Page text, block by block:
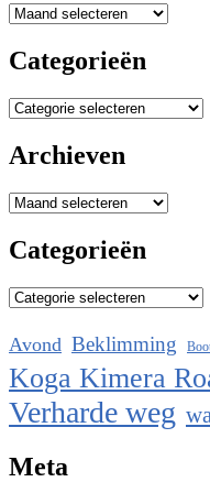
Archieven
Categorieën
Categorieën
Archieven
Archieven
Categorieën
Categorieën
Avond Beklimming
Koga Kimera
Verharde weg
Meta